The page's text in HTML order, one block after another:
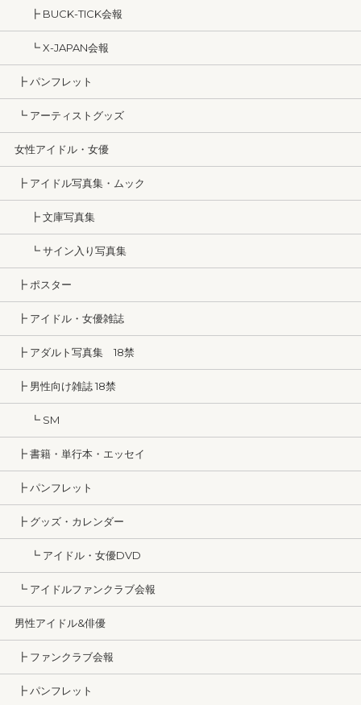
┣ BUCK-TICK会報
┗ X-JAPAN会報
┣ パンフレット
┗ アーティストグッズ
女性アイドル・女優
┣ アイドル写真集・ムック
┣ 文庫写真集
┗ サイン入り写真集
┣ ポスター
┣ アイドル・女優雑誌
┣ アダルト写真集 18禁
┣ 男性向け雑誌 18禁
┗ SM
┣ 書籍・単行本・エッセイ
┣ パンフレット
┣ グッズ・カレンダー
┗ アイドル・女優DVD
┗ アイドルファンクラブ会報
男性アイドル&俳優
┣ ファンクラブ会報
┣ パンフレット